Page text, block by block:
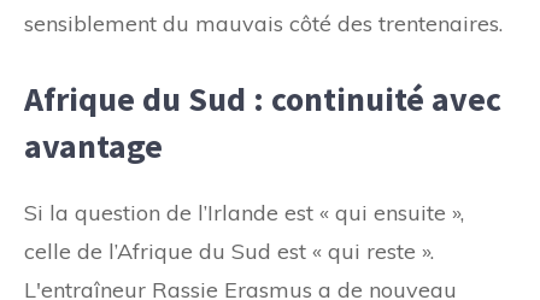
sensiblement du mauvais côté des trentenaires.
Afrique du Sud : continuité avec
avantage
Si la question de l’Irlande est « qui ensuite »,
celle de l’Afrique du Sud est « qui reste ».
L'entraîneur Rassie Erasmus a de nouveau